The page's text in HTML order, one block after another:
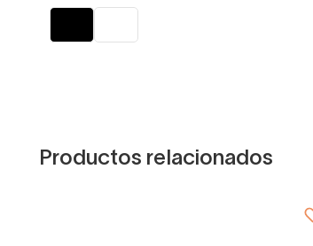
Productos relacionados